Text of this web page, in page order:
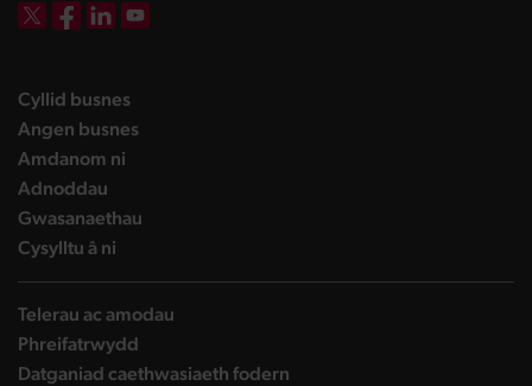
Cyllid busneslanding page
Angen busneslanding page
Amdanom ni
Adnoddau
Gwasanaethau
Cysylltu â ni
Telerau ac amodau
Phreifatrwydd
Datganiad caethwasiaeth fodern